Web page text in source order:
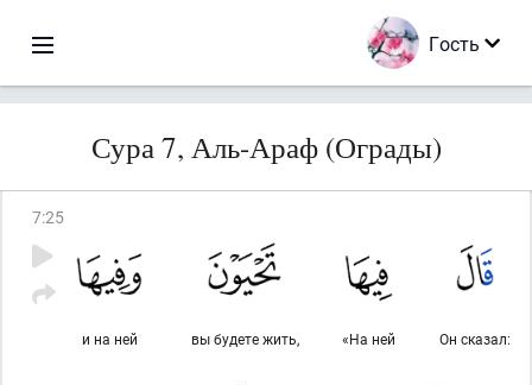
Гость
Сура 7, Аль-Араф (Ограды)
7:25
Он сказал:
«На ней
вы будете жить,
и на ней